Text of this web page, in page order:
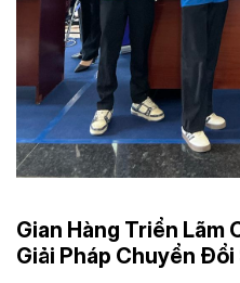
Gian Hàng Triển Lãm
Giải Pháp Chuyển